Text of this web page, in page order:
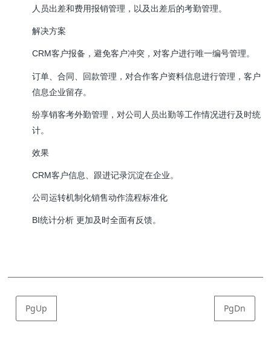
人员出差和费用报销管理，以及出差后的考勤管理。
解决方案
CRM客户报备，避免客户冲突，对客户进行唯一编号管理。
订单、合同、回款管理，对合作客户资料信息进行管理，客户
信息企业留存。
纷享销客考外勤管理，对公司人员出勤等工作情况进行及时统
计。
效果
CRM客户信息、跟进记录沉淀在企业。
公司运转机制化销售动作流程标准化
BI统计分析 更加及时全面有反馈。
PgUp PgDn